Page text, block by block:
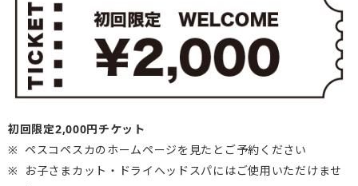
初回限定2,000円チケット
ペスコペスカのホームページを見たとご予約ください
お子さまカット・ドライヘッドスパにはご使用いただけませ